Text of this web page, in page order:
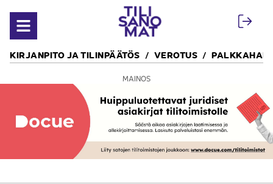
Avaa valikko
KIRJANPITO JA TILINPÄÄTÖS VEROTUS
MAINOS